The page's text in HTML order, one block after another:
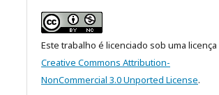
Este trabalho é licenciado sob uma licença
Creative Commons Attribution-
NonCommercial 3.0 Unported License.